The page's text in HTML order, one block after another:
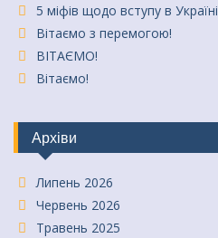
5 міфів щодо вступу в Україні
Вітаємо з перемогою!
ВІТАЄМО!
Вітаємо!
Архіви
Липень 2026
Червень 2026
Травень 2025